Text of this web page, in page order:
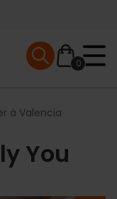
0
Mobile menu
à Valencia
You